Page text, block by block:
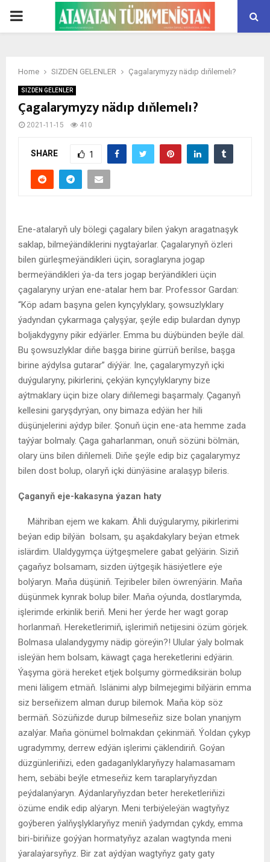
PRIMARY
Home SIZDEN GELENLER Çagalarymyzy nädıp dıňlemelı?
SIZDEN GELENLER
Çagalarymyzy nädıp dıňlemelı?
2021-11-15 410
SHARE 1
Ene-atalaryň uly bölegi çagalary bilen ýakyn aragatnaşyk
saklap, bilmeýändiklerini nygtaýarlar. Çagalarynyň özleri
bilen gürleşmeýändikleri üçin, soraglaryna jogap
bermeýändikleri ýa-da ters jogap berýändikleri üçin
çagalaryny urýan ene-atalar hem bar. Professor Gardan:
“Köp adam başyna gelen kynçylyklary, şowsuzlyklary
ýadyndan çykarmaga çalyşýar, şeýle edip bulardan dynyp
boljakdygyny pikir edýärler. Emma bu düýbünden beýle däl.
Bu şowsuzlyklar diňe başga birine gürrüň berilse, başga
birine aýdylsa gutarar” diýýär. Ine, çagalarymyzyň içki
duýgularyny, pikirlerini, çekýän kynçylyklaryny bize
aýtmaklary üçin bize olary diňlemegi başarmaly. Çaganyň
kellesini garyşdyrýan, ony bimaza edýän her hili
düşünjelerini aýdyp biler. Şonuň üçin ene-ata hemme zada
taýýar bolmaly. Çaga gaharlanman, onuň sözüni bölmän,
olary üns bilen diňlemeli. Diňe şeýle edip biz çagalarymyz
bilen dost bolup, olaryň içki dünýäsine aralaşyp bileris.
Çaganyň eje-kakasyna ýazan haty
Mähriban ejem we kakam. Ähli duýgularymy, pikirlerimi
beýan edip bilýän bolsam, şu aşakdakylary beýan etmek
islärdim. Ulaldygymça üýtgeşmelere gabat gelýärin. Siziň
çagaňyz bolsamam, sizden üýtgeşik häsiýetlere eýe
bolýaryn. Maňa düşüniň. Tejribeler bilen öwrenýärin. Maňa
düşünmek kynrak bolup biler. Maňa oýunda, dostlarymda,
işlerimde erkinlik beriň. Meni her ýerde her wagt gorap
horlanmaň. Hereketlerimiň, işlerimiň netijesini özüm görjek.
Bolmasa ulalandygymy nädip göreýin?! Ulular ýaly bolmak
isleýän hem bolsam, käwagt çaga hereketlerini edýärin.
Ýaşyma görä hereket etjek bolşumy görmediksirän bolup
meni läligem etmäň. Islänimi alyp bilmejegimi bilýärin emma
siz berseňizem alman durup bilemok. Maňa köp söz
bermäň. Sözüňizde durup bilmeseňiz size bolan ynanjym
azalýar. Maňa gönümel bolmakdan çekinmäň. Ýoldan çykyp
ugradymmy, derrew edýän işlerimi çäklendiriň. Goýan
düzgünleriňizi, eden gadaganlyklaryňyzy halamasamam
hem, sebäbi beýle etmeseňiz kem taraplaryňyzdan
peýdalanýaryn. Aýdanlaryňyzdan beter hereketleriňizi
özüme endik edip alýaryn. Meni terbiýeleýän wagtyňyz
goýberen ýalňyşlyklaryňyz meniň ýadymdan çykdy, emma
biri-biriňize goýýan hormatyňyz azalan wagtynda meni
ýaralaýarsyňyz. Bir zat aýdýan wagtyňyz gaty gaty